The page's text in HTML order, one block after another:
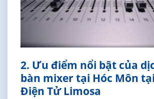
2. Ưu điểm nổi bật của
bàn mixer tại Hóc Môn
Điện Tử Limosa